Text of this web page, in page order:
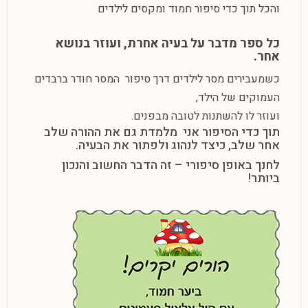
והכל תוך כדי סיפור חמוד ומקסים לילדים
כל ספר מדבר על בעיה אחרת, ועוזר בנושא
אחר.
כשמעבירים מסר לילדים דרך סיפור המסר חודר ברבדים
העמוקים של הילד,
ועוזר לו להשתנות לטובה מבפנים.
תוך כדי הסיפור אני מלמדת גם את ההורה שלב
אחר שלב, כיצד לנהוג ולפתור את הבעיה.
לחנך באופן סיפורי – זה הדבר החשוב והנכון
ביותר!